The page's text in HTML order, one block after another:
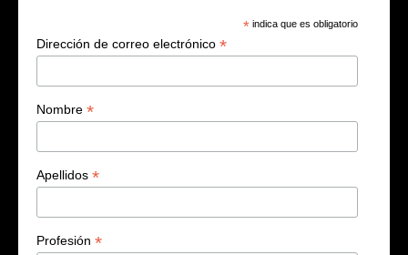
* indica que es obligatorio
Dirección de correo electrónico *
Nombre *
Apellidos *
Profesión *